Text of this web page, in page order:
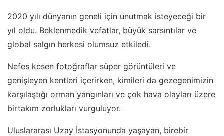
2020 yılı dünyanın geneli için unutmak isteyeceği bir
yıl oldu. Beklenmedik vefatlar, büyük sarsıntılar ve
global salgın herkesi olumsuz etkiledi.
Nefes kesen fotoğraflar süper görüntüleri ve
genişleyen kentleri içerirken, kimileri da gezegenimizin
karşılaştığı orman yangınları ve çok hava olayları üzere
birtakım zorlukları vurguluyor.
Uluslararası Uzay İstasyonunda yaşayan, birebir